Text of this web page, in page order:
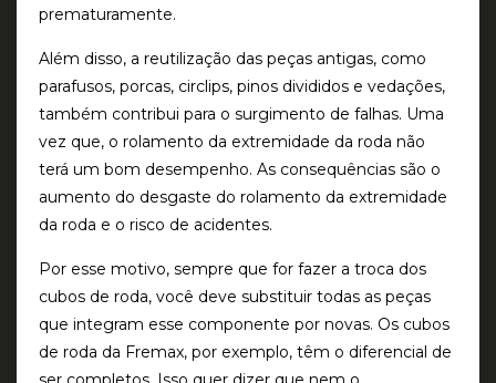
prematuramente.
Além disso, a reutilização das peças antigas, como
parafusos, porcas, circlips, pinos divididos e vedações,
também contribui para o surgimento de falhas. Uma
vez que, o rolamento da extremidade da roda não
terá um bom desempenho. As consequências são o
aumento do desgaste do rolamento da extremidade
da roda e o risco de acidentes.
Por esse motivo, sempre que for fazer a troca dos
cubos de roda, você deve substituir todas as peças
que integram esse componente por novas. Os cubos
de roda da Fremax, por exemplo, têm o diferencial de